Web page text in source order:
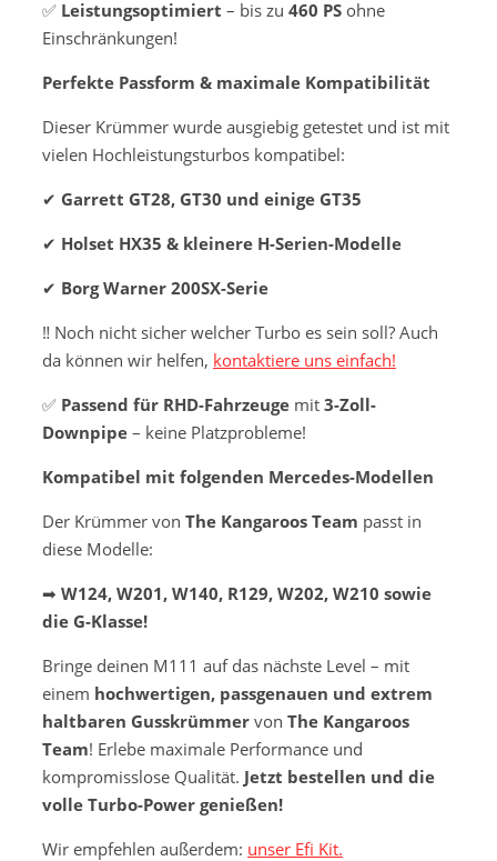
✅ Leistungsoptimiert – bis zu 460 PS ohne
Einschränkungen!
Perfekte Passform & maximale Kompatibilität
Dieser Krümmer wurde ausgiebig getestet und ist mit
vielen Hochleistungsturbos kompatibel:
✔ Garrett GT28, GT30 und einige GT35
✔ Holset HX35 & kleinere H-Serien-Modelle
✔ Borg Warner 200SX-Serie
‼️ Noch nicht sicher welcher Turbo es sein soll? Auch
da können wir helfen, kontaktiere uns einfach!
✅ Passend für RHD-Fahrzeuge mit 3-Zoll-
Downpipe – keine Platzprobleme!
Kompatibel mit folgenden Mercedes-Modellen
Der Krümmer von The Kangaroos Team passt in
diese Modelle:
➡ W124, W201, W140, R129, W202, W210 sowie
die G-Klasse!
Bringe deinen M111 auf das nächste Level – mit
einem hochwertigen, passgenauen und extrem
haltbaren Gusskrümmer von The Kangaroos
Team! Erlebe maximale Performance und
kompromisslose Qualität. Jetzt bestellen und die
volle Turbo-Power genießen!
Wir empfehlen außerdem: unser Efi Kit.